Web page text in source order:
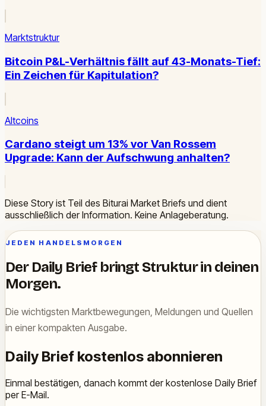
Marktstruktur
Bitcoin P&L-Verhältnis fällt auf 43-Monats-Tief:
Ein Zeichen für Kapitulation?
Altcoins
Cardano steigt um 13% vor Van Rossem
Upgrade: Kann der Aufschwung anhalten?
Diese Story ist Teil des Biturai Market Briefs und dient
ausschließlich der Information. Keine Anlageberatung.
JEDEN HANDELSMORGEN
Der Daily Brief bringt Struktur in deinen
Morgen.
Die wichtigsten Marktbewegungen, Meldungen und Quellen
in einer kompakten Ausgabe.
Daily Brief kostenlos abonnieren
Einmal bestätigen, danach kommt der kostenlose Daily Brief
per E-Mail.